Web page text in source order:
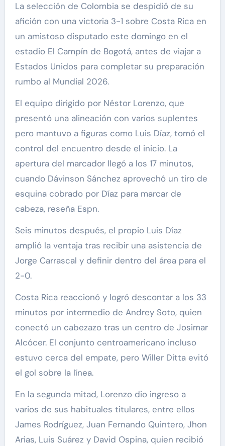
La selección de Colombia se despidió de su
afición con una victoria 3-1 sobre Costa Rica en
un amistoso disputado este domingo en el
estadio El Campín de Bogotá, antes de viajar a
Estados Unidos para completar su preparación
rumbo al Mundial 2026.
El equipo dirigido por Néstor Lorenzo, que
presentó una alineación con varios suplentes
pero mantuvo a figuras como Luis Díaz, tomó el
control del encuentro desde el inicio. La
apertura del marcador llegó a los 17 minutos,
cuando Dávinson Sánchez aprovechó un tiro de
esquina cobrado por Díaz para marcar de
cabeza, reseña Espn.
Seis minutos después, el propio Luis Díaz
amplió la ventaja tras recibir una asistencia de
Jorge Carrascal y definir dentro del área para el
2-0.
Costa Rica reaccionó y logró descontar a los 33
minutos por intermedio de Andrey Soto, quien
conectó un cabezazo tras un centro de Josimar
Alcócer. El conjunto centroamericano incluso
estuvo cerca del empate, pero Willer Ditta evitó
el gol sobre la línea.
En la segunda mitad, Lorenzo dio ingreso a
varios de sus habituales titulares, entre ellos
James Rodríguez, Juan Fernando Quintero, Jhon
Arias, Luis Suárez y David Ospina, quien recibió